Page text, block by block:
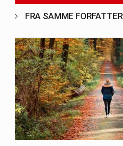
FRA SAMME FORFATTER